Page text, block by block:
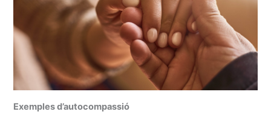
Exemples d’autocompassió